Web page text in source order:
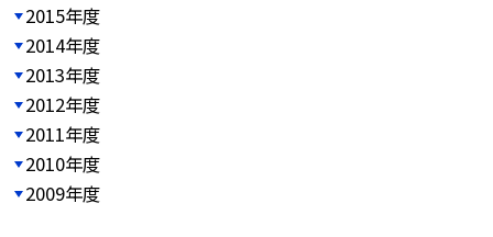
2015年度
2014年度
2013年度
2012年度
2011年度
2010年度
2009年度